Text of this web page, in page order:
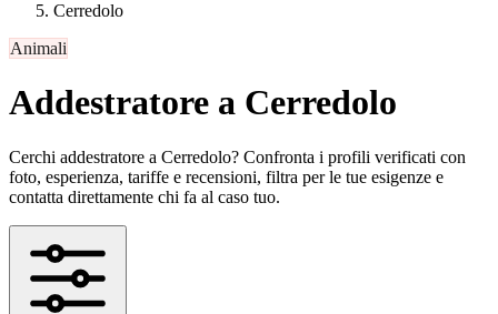
Cerredolo
Animali
Addestratore a Cerredolo
Cerchi addestratore a Cerredolo? Confronta i profili verificati con
foto, esperienza, tariffe e recensioni, filtra per le tue esigenze e
contatta direttamente chi fa al caso tuo.